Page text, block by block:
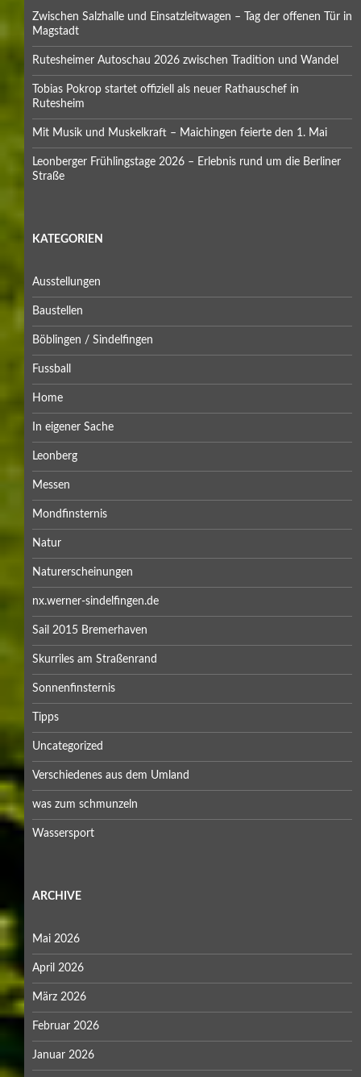
Zwischen Salzhalle und Einsatzleitwagen – Tag der offenen Tür in
Magstadt
Rutesheimer Autoschau 2026 zwischen Tradition und Wandel
Tobias Pokrop startet offiziell als neuer Rathauschef in
Rutesheim
Mit Musik und Muskelkraft – Maichingen feierte den 1. Mai
Leonberger Frühlingstage 2026 – Erlebnis rund um die Berliner
Straße
KATEGORIEN
Ausstellungen
Baustellen
Böblingen / Sindelfingen
Fussball
Home
In eigener Sache
Leonberg
Messen
Mondfinsternis
Natur
Naturerscheinungen
nx.werner-sindelfingen.de
Sail 2015 Bremerhaven
Skurriles am Straßenrand
Sonnenfinsternis
Tipps
Uncategorized
Verschiedenes aus dem Umland
was zum schmunzeln
Wassersport
ARCHIVE
Mai 2026
April 2026
März 2026
Februar 2026
Januar 2026